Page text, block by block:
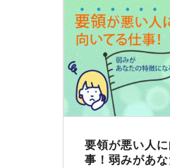
要領が悪い人
事！弱みがあ